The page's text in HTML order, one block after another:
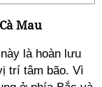
Mau
là hoàn lưu
trí tâm bão. Vì